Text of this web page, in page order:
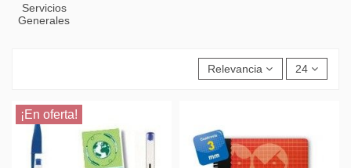
Servicios
Generales
Relevancia 24
¡En oferta!